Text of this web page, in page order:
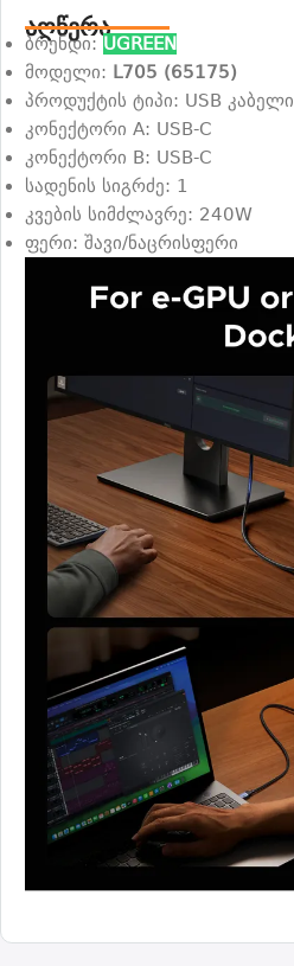
აღწერა
ბრენდი: UGREEN
მოდელი: L705 (65175)
პროდუქტის ტიპი: USB კაბელი
კონექტორი A: USB-C
კონექტორი B: USB-C
სადენის სიგრძე: 1
კვების სიმძლავრე: 240W
ფერი: შავი/ნაცრისფერი